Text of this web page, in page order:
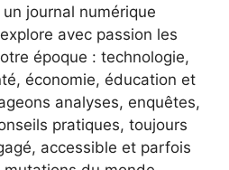
journal numérique
avec passion les
époque : technologie,
économie, éducation et
analyses, enquêtes,
pratiques, toujours
accessible et parfois